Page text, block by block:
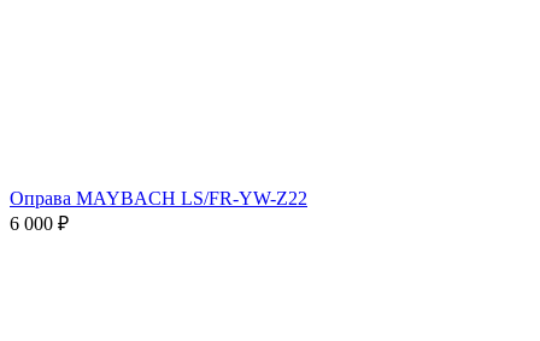
Оправа MAYBACH LS/FR-YW-Z22
6 000 ₽